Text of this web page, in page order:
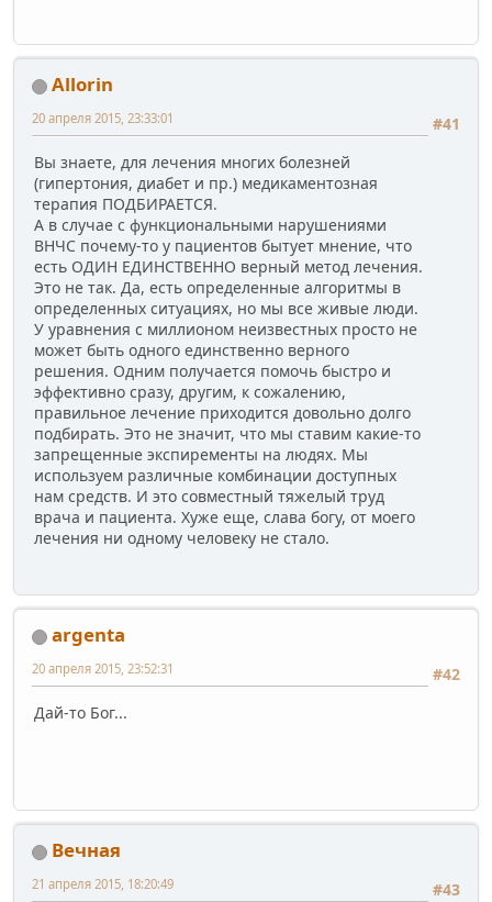
Allorin
#41
20 апреля 2015, 23:33:01
Вы знаете, для лечения многих болезней
(гипертония, диабет и пр.) медикаментозная
терапия ПОДБИРАЕТСЯ.
А в случае с функциональными нарушениями
ВНЧС почему-то у пациентов бытует мнение, что
есть ОДИН ЕДИНСТВЕННО верный метод лечения.
Это не так. Да, есть определенные алгоритмы в
определенных ситуациях, но мы все живые люди.
У уравнения с миллионом неизвестных просто не
может быть одного единственно верного
решения. Одним получается помочь быстро и
эффективно сразу, другим, к сожалению,
правильное лечение приходится довольно долго
подбирать. Это не значит, что мы ставим какие-то
запрещенные экспиременты на людях. Мы
используем различные комбинации доступных
нам средств. И это совместный тяжелый труд
врача и пациента. Хуже еще, слава богу, от моего
лечения ни одному человеку не стало.
argenta
#42
20 апреля 2015, 23:52:31
Дай-то Бог...
Вечная
#43
21 апреля 2015, 18:20:49